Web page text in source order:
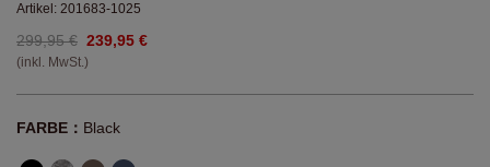
Artikel: 201683-1025
299,95 € 239,95 €
(inkl. MwSt.)
FARBE： Black